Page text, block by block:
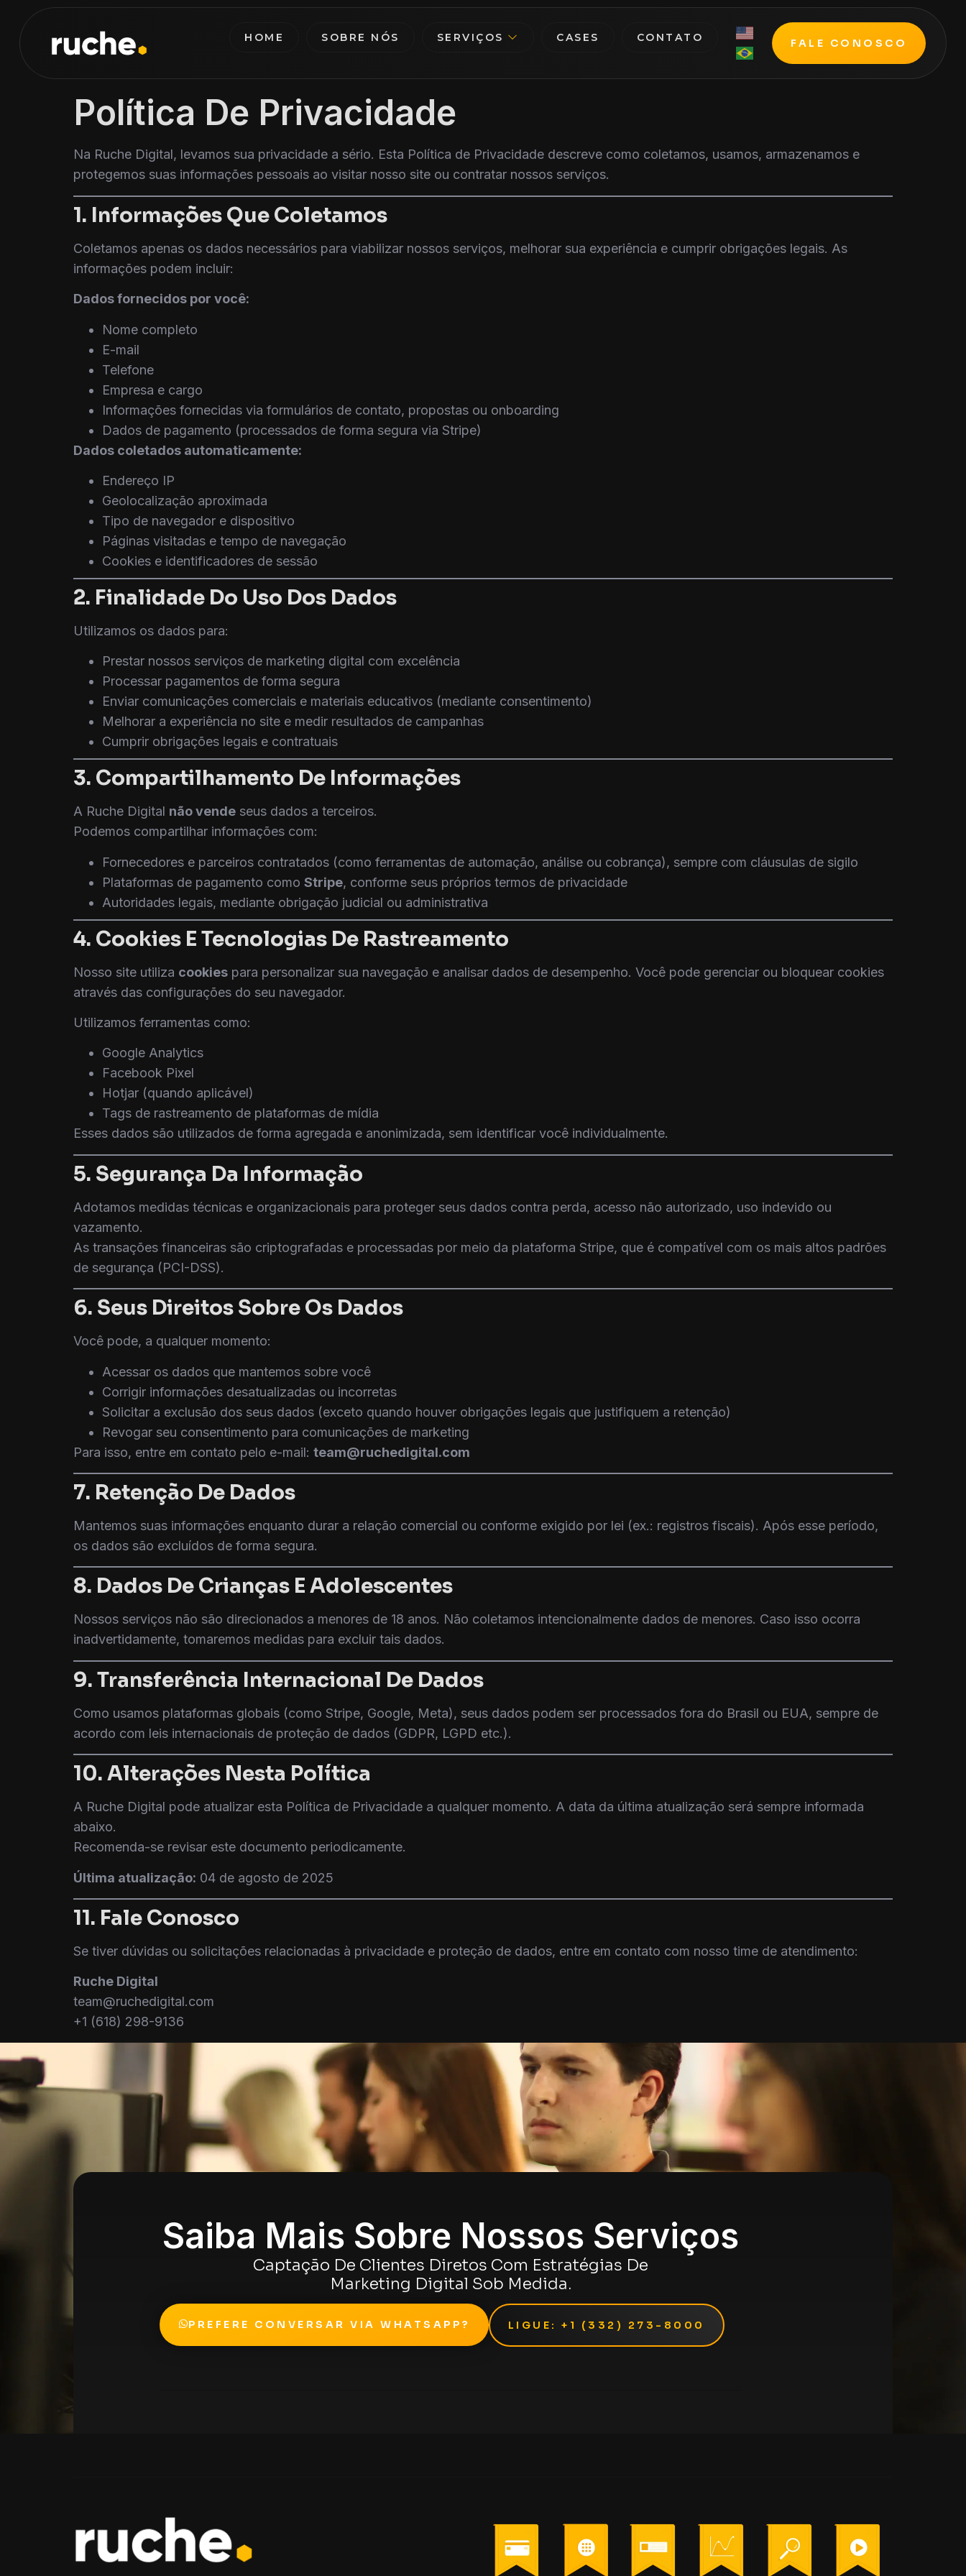
HOME SOBRE NÓS SERVIÇOS CASES CONTATO FALE CONOSCO
Política De Privacidade
Na Ruche Digital, levamos sua privacidade a sério. Esta Política de Privacidade descreve como coletamos, usamos, armazenamos e
protegemos suas informações pessoais ao visitar nosso site ou contratar nossos serviços.
1. Informações Que Coletamos
Coletamos apenas os dados necessários para viabilizar nossos serviços, melhorar sua experiência e cumprir obrigações legais. As
informações podem incluir:
Dados fornecidos por você:
Nome completo
E-mail
Telefone
Empresa e cargo
Informações fornecidas via formulários de contato, propostas ou onboarding
Dados de pagamento (processados de forma segura via Stripe)
Dados coletados automaticamente:
Endereço IP
Geolocalização aproximada
Tipo de navegador e dispositivo
Páginas visitadas e tempo de navegação
Cookies e identificadores de sessão
2. Finalidade Do Uso Dos Dados
Utilizamos os dados para:
Prestar nossos serviços de marketing digital com excelência
Processar pagamentos de forma segura
Enviar comunicações comerciais e materiais educativos (mediante consentimento)
Melhorar a experiência no site e medir resultados de campanhas
Cumprir obrigações legais e contratuais
3. Compartilhamento De Informações
A Ruche Digital não vende seus dados a terceiros.
Podemos compartilhar informações com:
Fornecedores e parceiros contratados (como ferramentas de automação, análise ou cobrança), sempre com cláusulas de sigilo
Plataformas de pagamento como Stripe, conforme seus próprios termos de privacidade
Autoridades legais, mediante obrigação judicial ou administrativa
4. Cookies E Tecnologias De Rastreamento
Nosso site utiliza cookies para personalizar sua navegação e analisar dados de desempenho. Você pode gerenciar ou bloquear cookies
através das configurações do seu navegador.
Utilizamos ferramentas como:
Google Analytics
Facebook Pixel
Hotjar (quando aplicável)
Tags de rastreamento de plataformas de mídia
Esses dados são utilizados de forma agregada e anonimizada, sem identificar você individualmente.
5. Segurança Da Informação
Adotamos medidas técnicas e organizacionais para proteger seus dados contra perda, acesso não autorizado, uso indevido ou
vazamento.
As transações financeiras são criptografadas e processadas por meio da plataforma Stripe, que é compatível com os mais altos padrões
de segurança (PCI-DSS).
6. Seus Direitos Sobre Os Dados
Você pode, a qualquer momento:
Acessar os dados que mantemos sobre você
Corrigir informações desatualizadas ou incorretas
Solicitar a exclusão dos seus dados (exceto quando houver obrigações legais que justifiquem a retenção)
Revogar seu consentimento para comunicações de marketing
Para isso, entre em contato pelo e-mail: team@ruchedigital.com
7. Retenção De Dados
Mantemos suas informações enquanto durar a relação comercial ou conforme exigido por lei (ex.: registros fiscais). Após esse período,
os dados são excluídos de forma segura.
8. Dados De Crianças E Adolescentes
Nossos serviços não são direcionados a menores de 18 anos. Não coletamos intencionalmente dados de menores. Caso isso ocorra
inadvertidamente, tomaremos medidas para excluir tais dados.
9. Transferência Internacional De Dados
Como usamos plataformas globais (como Stripe, Google, Meta), seus dados podem ser processados fora do Brasil ou EUA, sempre de
acordo com leis internacionais de proteção de dados (GDPR, LGPD etc.).
10. Alterações Nesta Política
A Ruche Digital pode atualizar esta Política de Privacidade a qualquer momento. A data da última atualização será sempre informada
abaixo.
Recomenda-se revisar este documento periodicamente.
Última atualização: 04 de agosto de 2025
11. Fale Conosco
Se tiver dúvidas ou solicitações relacionadas à privacidade e proteção de dados, entre em contato com nosso time de atendimento:
Ruche Digital
team@ruchedigital.com
+1 (618) 298-9136
Saiba Mais Sobre Nossos Serviços
Captação De Clientes Diretos Com Estratégias De
Marketing Digital Sob Medida.
PREFERE CONVERSAR VIA WHATSAPP? LIGUE: +1 (332) 273-8000